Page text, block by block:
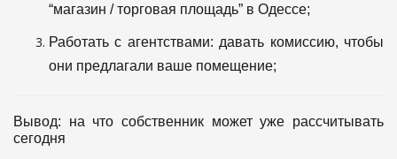
“магазин / торговая площадь” в Одессе;
Работать с агентствами: давать комиссию, чтобы
они предлагали ваше помещение;
Вывод: на что собственник может уже рассчитывать
сегодня